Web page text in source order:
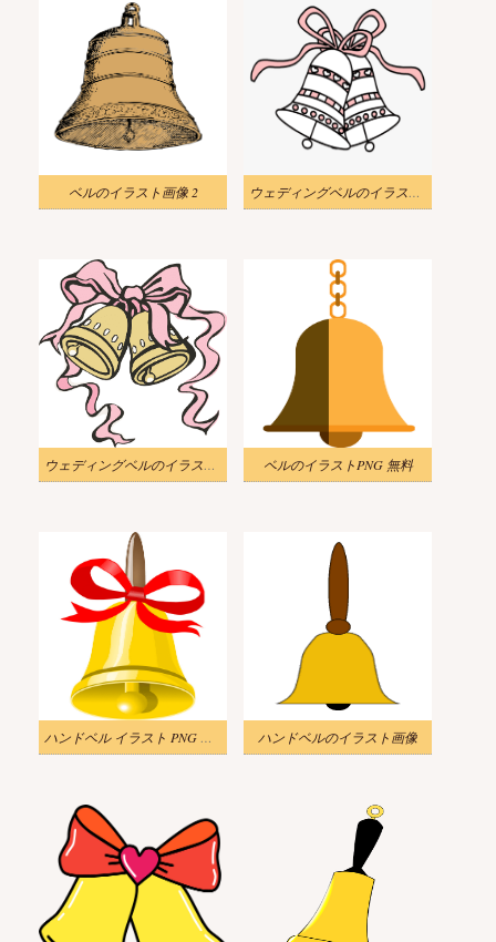
ベルのイラスト画像 2 ウェディングベルのイラスト写真 2
ウェディングベルのイラスト画像 3 ベルのイラストPNG 無料
ハンドベル イラスト PNG イメージ ハンドベルのイラスト画像